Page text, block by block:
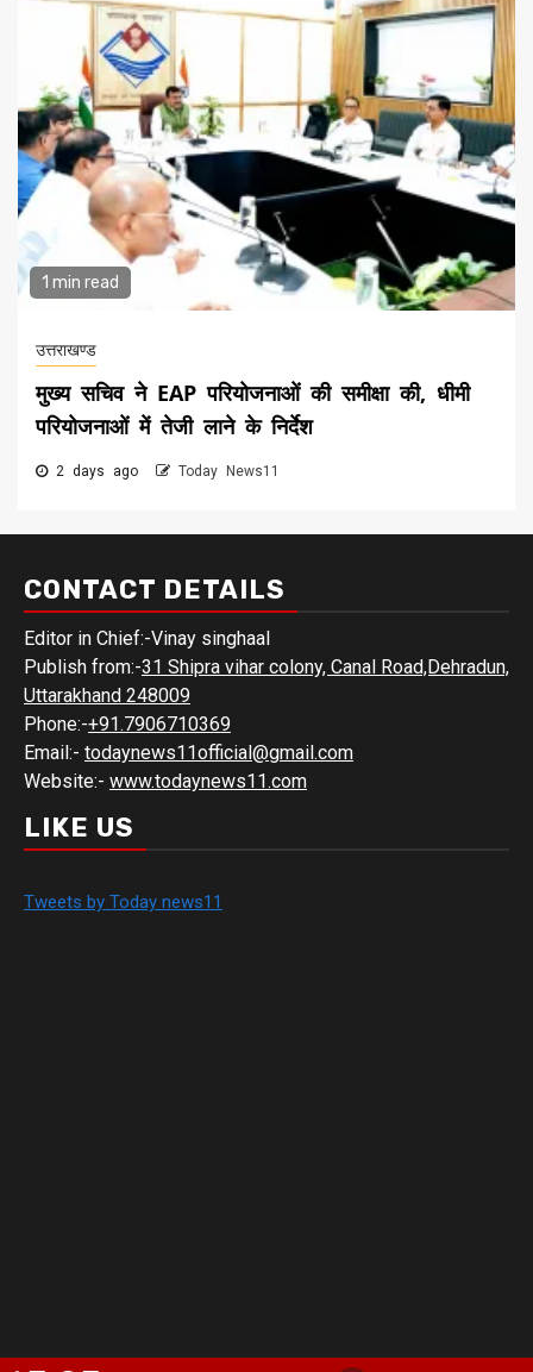
1 min read
उत्तराखण्ड
मुख्य सचिव ने EAP परियोजनाओं की समीक्षा की, धीमी
परियोजनाओं में तेजी लाने के निर्देश
2 days ago Today News11
CONTACT DETAILS
Editor in Chief:-Vinay singhaal
Publish from:-31 Shipra vihar colony, Canal Road,Dehradun,
Uttarakhand 248009
Phone:-+91.7906710369
Email:- todaynews11official@gmail.com
Website:- www.todaynews11.com
LIKE US
Tweets by Today news11